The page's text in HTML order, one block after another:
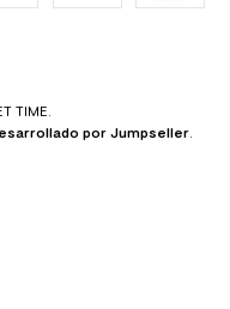
TIME.
por Jumpseller.